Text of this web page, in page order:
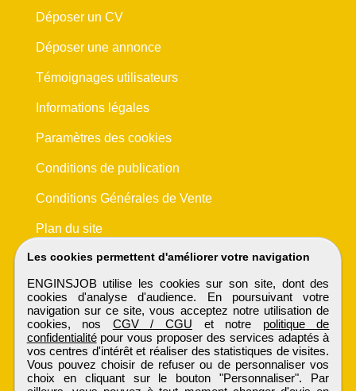
Les cookies permettent d'améliorer votre navigation
ENGINSJOB utilise les cookies sur son site, dont des
cookies d'analyse d'audience. En poursuivant votre
navigation sur ce site, vous acceptez notre utilisation de
cookies, nos CGV / CGU et notre politique de
confidentialitépour vous proposer des services adaptés à
vos centres d'intérêt et réaliser des statistiques de visites.
Vous pouvez choisir de refuser ou de personnaliser vos
choix en cliquant sur le bouton "Personnaliser". Par
Déposer un CV
Déposer une annonce
Témoignages utilisateurs
Informations légales
Paramètres des cookies
Conditions de publication
Conditions Générales de Vente
Plan du site